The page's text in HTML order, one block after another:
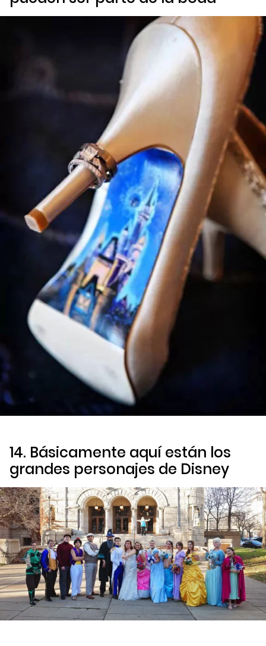
14. Básicamente aquí están los
grandes personajes de Disney